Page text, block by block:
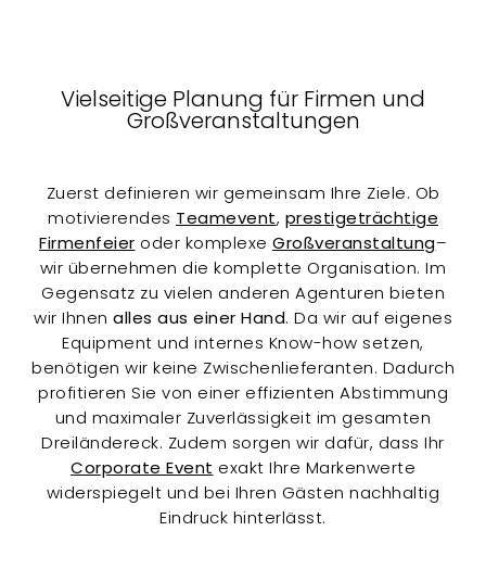
Vielseitige Planung für Firmen und
Großveranstaltungen
Zuerst definieren wir gemeinsam Ihre Ziele. Ob
motivierendes Teamevent, prestigeträchtige
Firmenfeier oder komplexe Großveranstaltung–
wir übernehmen die komplette Organisation. Im
Gegensatz zu vielen anderen Agenturen bieten
wir Ihnen alles aus einer Hand. Da wir auf eigenes
Equipment und internes Know-how setzen,
benötigen wir keine Zwischenlieferanten. Dadurch
profitieren Sie von einer effizienten Abstimmung
und maximaler Zuverlässigkeit im gesamten
Dreiländereck. Zudem sorgen wir dafür, dass Ihr
Corporate Event exakt Ihre Markenwerte
widerspiegelt und bei Ihren Gästen nachhaltig
Eindruck hinterlässt.